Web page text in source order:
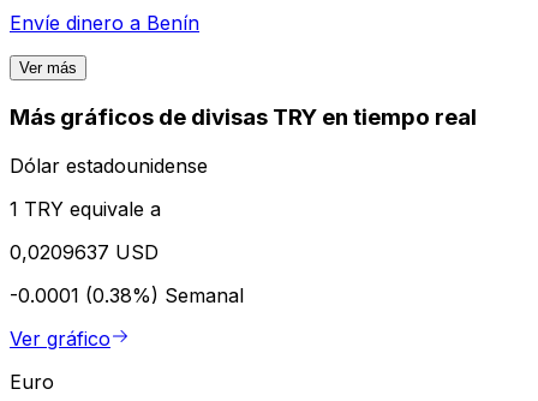
Envíe dinero a Benín
Ver más
Más gráficos de divisas TRY en tiempo real
Dólar estadounidense
1 TRY equivale a
0,0209637 USD
-0.0001 (0.38%) Semanal
Ver gráfico
Euro